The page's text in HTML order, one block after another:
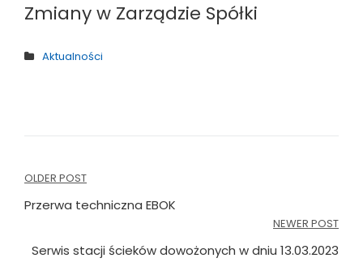
Zmiany w Zarządzie Spółki
Aktualności
Nawigacja
wpisu
OLDER POST
Przerwa techniczna EBOK
NEWER POST
Serwis stacji ścieków dowożonych w dniu 13.03.2023